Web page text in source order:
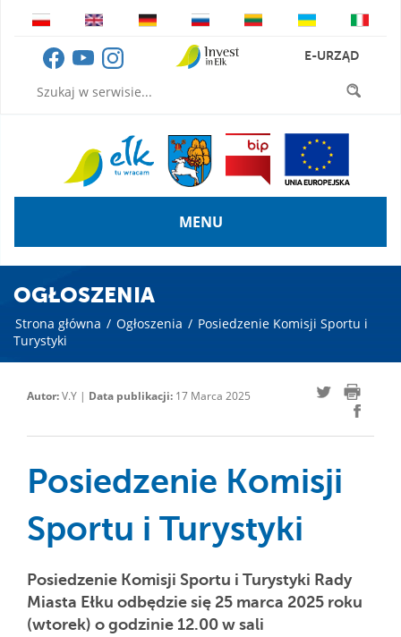
E-URZĄD
MENU
OGŁOSZENIA
Strona główna / Ogłoszenia / Posiedzenie Komisji Sportu i
Turystyki
Autor:V.Y | Data publikacji: 17 Marca 2025
Posiedzenie Komisji
Sportu i Turystyki
Posiedzenie Komisji Sportu i Turystyki Rady
Miasta Ełku odbędzie się 25 marca 2025 roku
(wtorek) o godzinie 12.00 w sali